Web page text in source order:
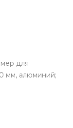
для
мм, алюминий;